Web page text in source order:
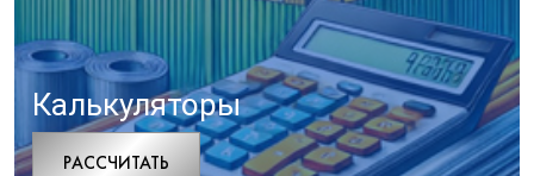
Калькуляторы
РАCСЧИТАТЬ